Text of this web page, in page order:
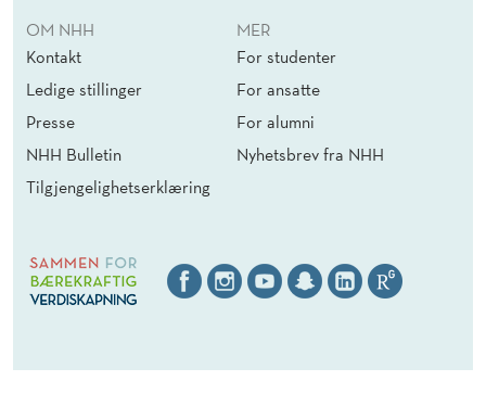
OM NHH
Kontakt
Ledige stillinger
Presse
NHH Bulletin
Tilgjengelighetserklæring
MER
For studenter
For ansatte
For alumni
Nyhetsbrev fra NHH